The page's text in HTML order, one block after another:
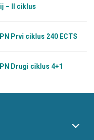
– II cik us
Prvi ciklus 240 ECTS
Drugi ciklus 4+1